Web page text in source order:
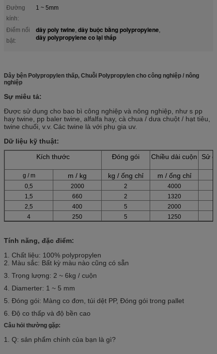
Đường
kính:
1 ~ 5mm
Điểm nổi
bật:
dây poly twine, dây buộc bằng polypropylene,
dây polypropylene co lại thấp
Dây bện Polypropylen thấp, Chuỗi Polypropylen cho công nghiệp / nông
nghiệp
Sự miêu tả:
Được sử dụng cho bao bì công nghiệp và nông nghiệp, như s pp
hay twine, pp baler twine, alfalfa hay, cà chua / dưa chuột / hạt tiêu,
twine chuối, v.v. Các twine là với phụ gia uv.
Dữ liệu kỹ thuật:
Kích thước
Đóng gói Chiều dài cuộn
Sử
g / m m / kg kg / ống chỉ m / ống chỉ
0,5 2000 2 4000
1,5
660 2 1320
2,5
400 5 2000
4
250 5 1250
Tính năng, đặc điểm:
1. Chất liệu: 100% polypropylen
2. Màu sắc: Bất kỳ màu nào cũng có sẵn
3. Trọng lượng: 2 ~ 6kg / cuộn
4. Diamerter: 1 ~ 5 mm
5. Đóng gói: Màng co đơn, túi dệt PP, Đóng gói trong pallet
6. Độ co thấp và độ bền cao
Câu hỏi thường gặp:
1. Q: sản phẩm chính của bạn là gì?